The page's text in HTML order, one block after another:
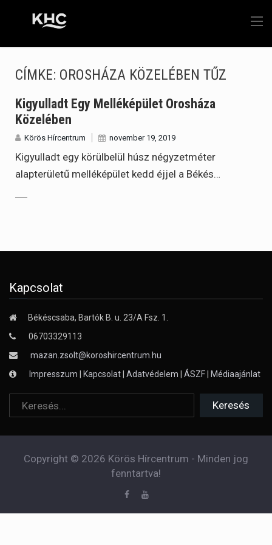
CÍMKE: OROSHÁZA KÖZELÉBEN TŰZ
Kigyulladt Egy Melléképület Orosháza
Közelében
Körös Hírcentrum november 19, 2019
Kigyulladt egy körülbelül húsz négyzetméter
alapterületű melléképület kedd éjjel a Békés…
Kapcsolat
Békéscsaba, Bartók B. u. 23/A Fsz. 1.
06703329113
mazan.zsolt@koroshircentrum.hu
Impresszum
Kapcsolat Adatvédelem ÁSZF Médiaajánlat
Copyright © 2026 Körös Hírcentrum - Minden jog
fenntartva!